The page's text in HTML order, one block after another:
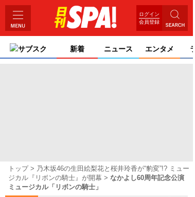
ログイン
会員登録
サブスク 新着 ニュース エンタメ
トップ
乃木坂46の生田絵梨花と桜井玲香が“豹変”!? ミュー
ジカル『リボンの騎士』が開幕
なかよし60周年記念公演
ミュージカル「リボンの騎士」